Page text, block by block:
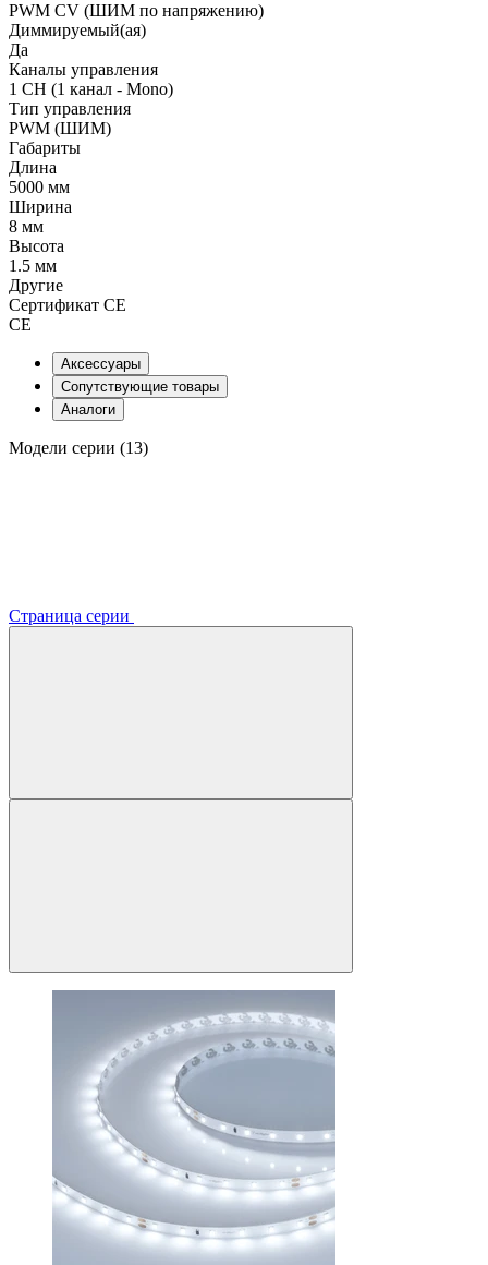
PWM СV (ШИМ по напряжению)
Диммируемый(ая)
Да
Каналы управления
1 CH (1 канал - Mono)
Тип управления
PWM (ШИМ)
Габариты
Длина
5000 мм
Ширина
8 мм
Высота
1.5 мм
Другие
Сертификат CE
CE
Аксессуары
Сопутствующие товары
Аналоги
Модели серии (13)
Страница серии